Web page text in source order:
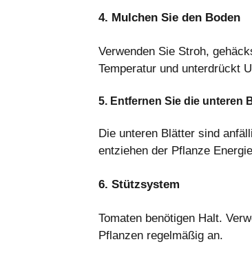
4. Mulchen Sie den Boden
Verwenden Sie Stroh,
Temperatur und unterdrückt
5. Entfernen Sie die unteren
Die unteren Blätter sind
entziehen der Pflanze
6. Stützsystem
Tomaten benötigen Halt.
Pflanzen regelmäßig an.